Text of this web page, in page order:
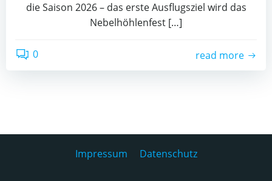
die Saison 2026 – das erste Ausflugsziel wird das
Nebelhöhlenfest […]
0 read more
Impressum Datenschutz